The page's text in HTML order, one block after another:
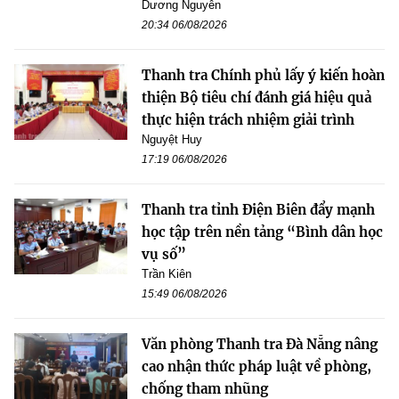
Dương Nguyễn
20:34 06/08/2026
Thanh tra Chính phủ lấy ý kiến hoàn
thiện Bộ tiêu chí đánh giá hiệu quả
thực hiện trách nhiệm giải trình
Nguyệt Huy
17:19 06/08/2026
Thanh tra tỉnh Điện Biên đẩy mạnh
học tập trên nền tảng “Bình dân học
vụ số”
Trần Kiên
15:49 06/08/2026
Văn phòng Thanh tra Đà Nẵng nâng
cao nhận thức pháp luật về phòng,
chống tham nhũng